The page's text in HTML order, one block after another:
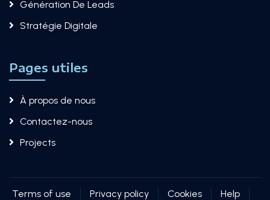
Génération De Leads
Stratégie Digitale
Pages utiles
À propos de nous
Contactez-nous
Projects
Terms of use Privacy policy Cookies
Help